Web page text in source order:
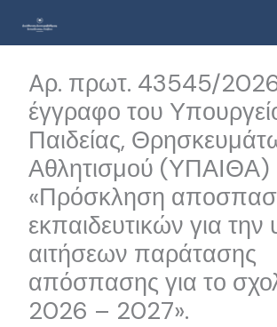
Aρ. πρωτ. 43545/
έγγραφο του
Παιδείας,
Αθλητισμού (ΥΠΑΙΘΑ)
«Πρόσκληση
εκπαιδευτικών για
αιτήσεων παράτασης
απόσπασης για το
2026 – 2027».